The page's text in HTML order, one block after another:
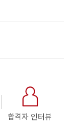
합격자 인터뷰